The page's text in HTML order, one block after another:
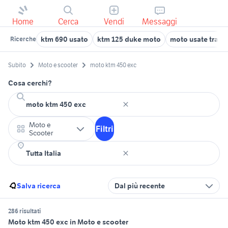
Home Cerca Vendi Messaggi
Ricerche ktm 690 usato ktm 125 duke moto moto usate
Subito Moto e scooter moto ktm 450 exc
Cosa cerchi?
Moto e
Scooter
Filtri
Salva ricerca Dal più recente
286 risultati
Moto ktm 450 exc in Moto e scooter